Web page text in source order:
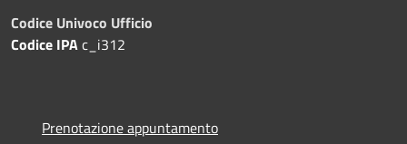
Codice Univoco Ufficio
Codice IPAc_i312
Prenotazione appuntamento